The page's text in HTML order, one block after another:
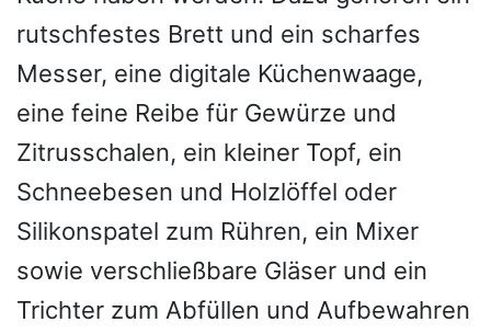
rutschfestes Brett und ein scharfes
Messer, eine digitale Küchenwaage,
eine feine Reibe für Gewürze und
Zitrusschalen, ein kleiner Topf, ein
Schneebesen und Holzlöffel oder
Silikonspatel zum Rühren, ein Mixer
sowie verschließbare Gläser und ein
Trichter zum Abfüllen und Aufbewahren